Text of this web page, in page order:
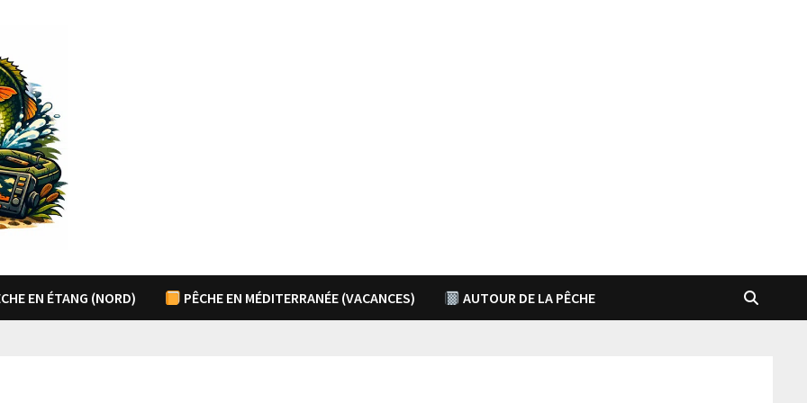
EN ÉTANG (NORD) PÊCHE EN MÉDITERRANÉE (VACANCES) AUTOUR DE LA PÊCHE